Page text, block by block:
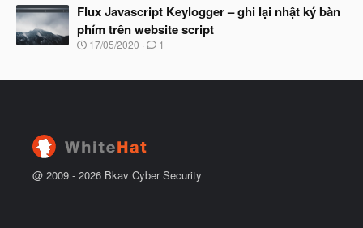
đ
ầ
u
à
b
ắ
Flux Javascript Keylogger – ghi lại nhật ký bàn
phím trên website script
N
y
ầ
17/05/2020 1
@ 2009 - 2026 Bkav Cyber Security